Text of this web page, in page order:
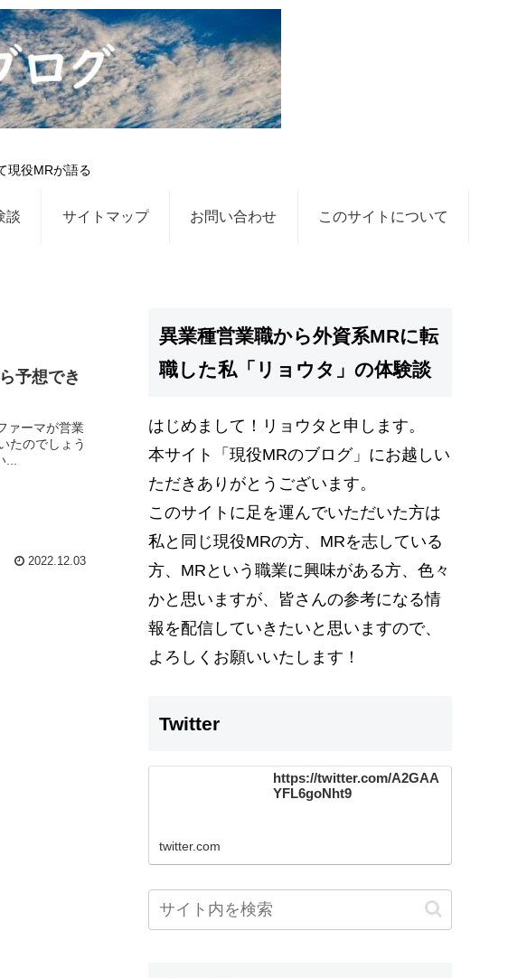
現役MRが語る
談 サイトマップ お問い合わせ このサイトについて
予想でき
2022.12.03
異業種営業職から外資系MRに転
職した私「リョウタ」の体験談
はじめまして！リョウタと申します。
本サイト
「現役MRのブログ」 にお越しい
ただきありがとうございます。
このサイトに足を運んでいただいた方は
私と同じ現役MRの方、MRを志している
方、MRという職業に興味がある方、色々
かと思いますが、 皆さんの参考になる情
報を配信 していきたいと思いますので、
よろしくお願いいたします！
Twitter
https://twitter.com/A2GAA
YFL6goNht9
twitter.com